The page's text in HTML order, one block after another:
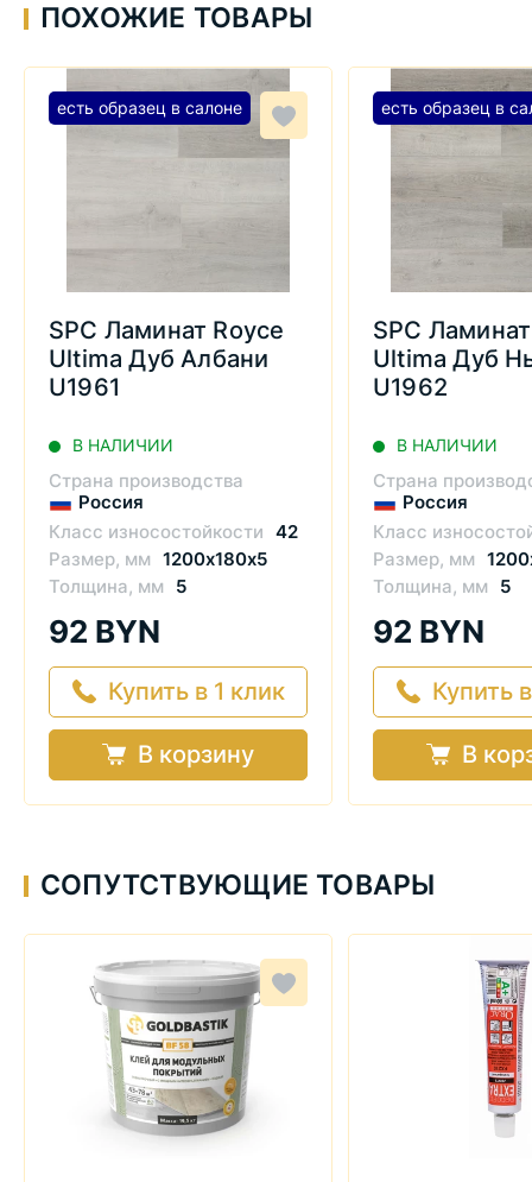
ПОХОЖИЕ ТОВАРЫ
есть образец в салоне
SPC Ламинат Royce
Ultima Дуб Албани
U1961
В НАЛИЧИИ
Страна производства
Россия
Класс износостойкости 42
Размер, мм 1200х180х5
Толщина, мм
5
92 BYN
Купить в 1 клик
В корзину
есть образец в
SPC
Ultima Дуб
U1962
В НАЛИЧИИ
Страна
Россия
Класс
Размер, мм
Толщина, мм
5
92 BYN
Купить
В
СОПУТСТВУЮЩИЕ ТОВАРЫ